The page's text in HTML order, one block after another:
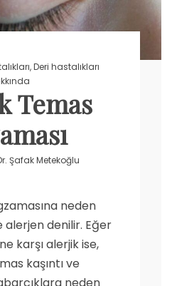
,Deri hastalıkları
Temas
Şafak Metekoğlu
neden
denilir. Eğer
karşı alerjik ise,
kaşıntı ve
neden